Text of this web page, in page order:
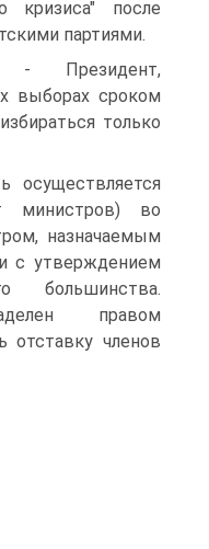
кризиса" после
партиями.
- Президент,
выборах сроком
только
осуществляется
министров) во
назначаемым
с утверждением
большинства.
правом
отставку членов